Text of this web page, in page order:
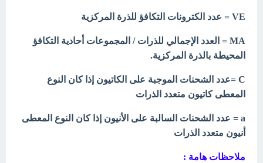
VE = عدد الكترونات التكافؤ للذرة المركزية
MA = العدد الإجمالي للذرات / المجموعات أحادية التكافؤ
المحيطة بالذرة المركزية.
C =عدد الشحنات الموجبة على الكاتيون إذا كان النوع
المعطى كاتيون متعدد الذرات
a = عدد الشحنات السالبة على الأنيون إذا كان النوع المعطى
أنيون متعدد الذرات
ملاحظات هامة :